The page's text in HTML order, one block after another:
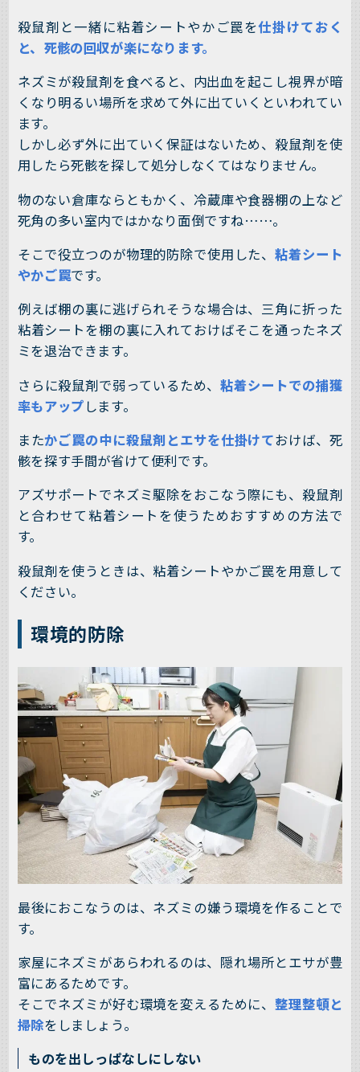
殺鼠剤と一緒に粘着シートやかご罠を仕掛けておく
と、死骸の回収が楽になります。
ネズミが殺鼠剤を食べると、内出血を起こし視界が暗
くなり明るい場所を求めて外に出ていくといわれてい
ます。
しかし必ず外に出ていく保証はないため、殺鼠剤を使
用したら死骸を探して処分しなくてはなりません。
物のない倉庫ならともかく、冷蔵庫や食器棚の上など
死角の多い室内ではかなり面倒ですね……。
そこで役立つのが物理的防除で使用した、粘着シート
やかご罠です。
例えば棚の裏に逃げられそうな場合は、三角に折った
粘着シートを棚の裏に入れておけばそこを通ったネズ
ミを退治できます。
さらに殺鼠剤で弱っているため、粘着シートでの捕獲
率もアップします。
またかご罠の中に殺鼠剤とエサを仕掛けておけば、死
骸を探す手間が省けて便利です。
アズサポートでネズミ駆除をおこなう際にも、殺鼠剤
と合わせて粘着シートを使うためおすすめの方法で
す。
殺鼠剤を使うときは、粘着シートやかご罠を用意して
ください。
環境的防除
最後におこなうのは、ネズミの嫌う環境を作ることで
す。
家屋にネズミがあらわれるのは、隠れ場所とエサが豊
富にあるためです。
そこでネズミが好む環境を変えるために、整理整頓と
掃除をしましょう。
ものを出しっぱなしにしない